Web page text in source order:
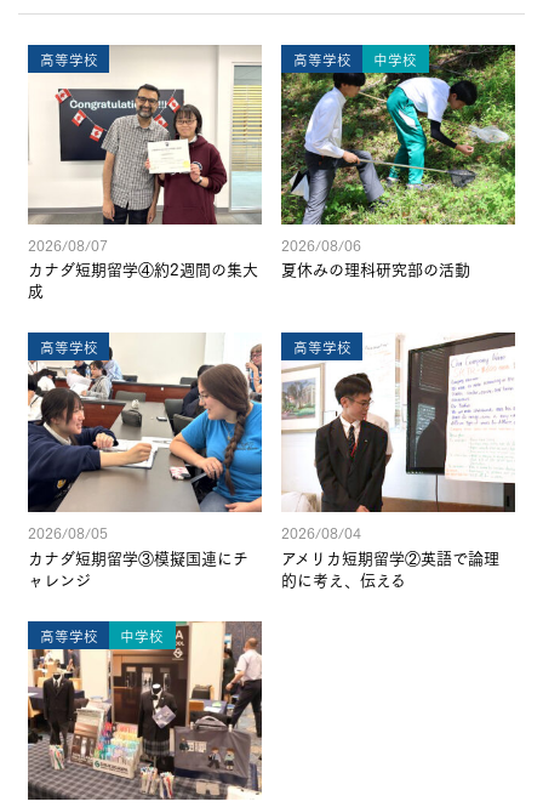
高等学校
2026/08/07
カナダ短期留学④約2週間の集大
成
高等学校 中学校
2026/08/06
夏休みの理科研究部の活動
高等学校
2026/08/05
カナダ短期留学③模擬国連にチ
ャレンジ
高等学校
2026/08/04
アメリカ短期留学②英語で論理
的に考え、伝える
高等学校 中学校